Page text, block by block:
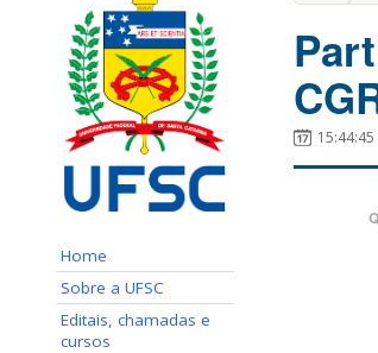
Home
Sobre a UFSC
Editais, chamadas e
cursos
15:44:45